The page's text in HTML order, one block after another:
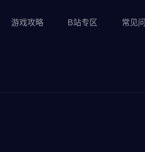
游戏攻略 B站专区 常见